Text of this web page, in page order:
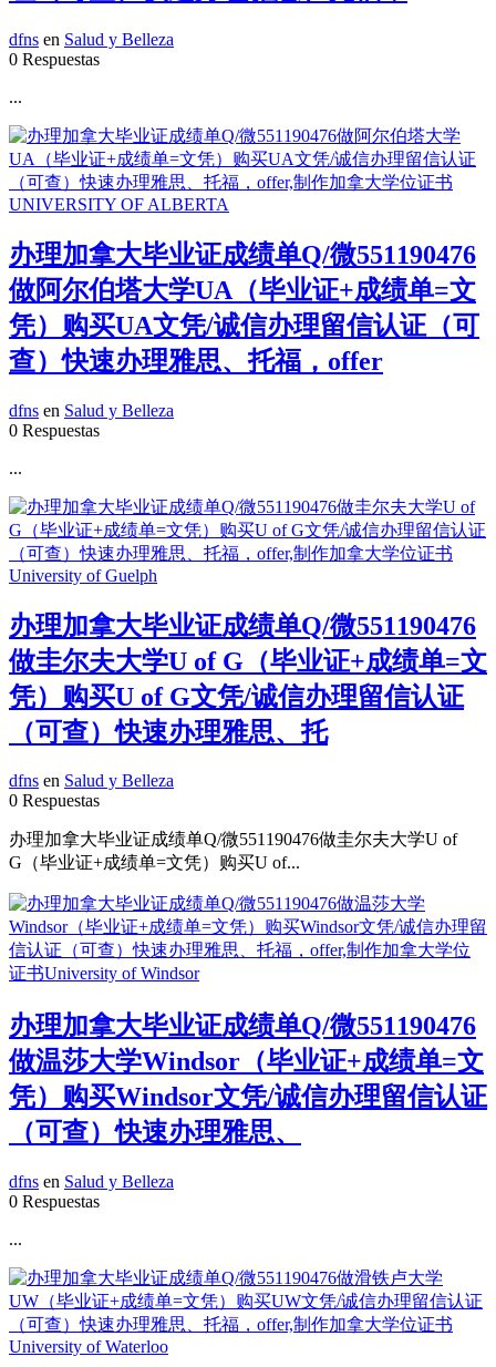
dfns en Salud y Belleza
0 Respuestas
...
办理加拿大毕业证成绩单Q/微551190476
做阿尔伯塔大学UA（毕业证+成绩单=文
凭）购买UA文凭/诚信办理留信认证（可
查）快速办理雅思、托福，offer
dfns en Salud y Belleza
0 Respuestas
...
办理加拿大毕业证成绩单Q/微551190476
做圭尔夫大学U of G（毕业证+成绩单=文
凭）购买U of G文凭/诚信办理留信认证
（可查）快速办理雅思、托
dfns en Salud y Belleza
0 Respuestas
办理加拿大毕业证成绩单Q/微551190476做圭尔夫大学U of
G（毕业证+成绩单=文凭）购买U of...
办理加拿大毕业证成绩单Q/微551190476
做温莎大学Windsor（毕业证+成绩单=文
凭）购买Windsor文凭/诚信办理留信认证
（可查）快速办理雅思、
dfns en Salud y Belleza
0 Respuestas
...